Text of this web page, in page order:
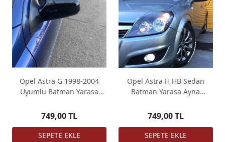
Opel Astra G 1998-2004
Uyumlu Batman Yarasa
749,00 TL
Opel Astra H HB Sedan
Batman Yarasa Ayna
Black
749,00 TL